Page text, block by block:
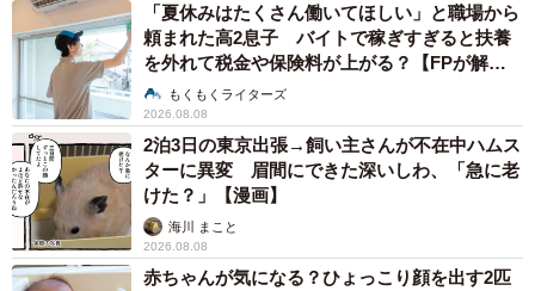
が意外に最近始まったもので、学校教育が起源かもしれな
いということに興味を持っていただいたのかと思います。
◇ ◇
言葉の歴史というのはなんとも奥深いものだ。
なお近藤さんが編集に携わる日本国語大辞典第3版は2027
年に2.1版という中間バージョンも公開した後、2032年に完
「夏休みはたくさん働いてほしい」と職場から
頼まれた高2息子 バイトで稼ぎすぎると扶養
を外れて税金や保険料が上がる？【FPが解
説】もくもくライターズ
2026.08.08
2泊3日の東京出張→飼い主さんが不在中ハムス
ターに異変 眉間にできた深いしわ、「急に老
けた？」【漫画】
海川 まこと
2026.08.08
赤ちゃんが気になる？ひょっこり顔を出す2匹